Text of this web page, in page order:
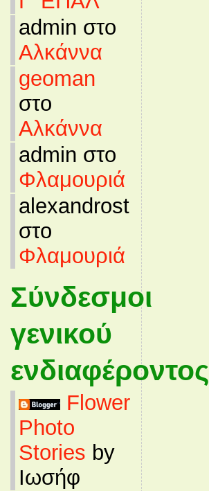
admin στο
Αλκάννα
geoman
στο
Αλκάννα
admin στο
Φλαμουριά
alexandrost
στο
Φλαμουριά
Σύνδεσμοι
γενικού
ενδιαφέροντος
Flower
Photo
Stories by
Ιωσήφ